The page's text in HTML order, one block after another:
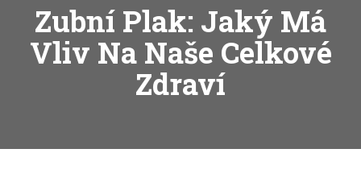
Zubní Plak: Jaký Má
Vliv Na Naše Celkové
Zdraví